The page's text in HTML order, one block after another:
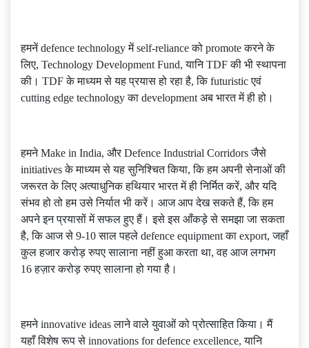
हमनें defence technology में self-reliance को promote करने के
लिए, Technology Development Fund, यानि TDF की भी स्थापना
की। TDF के माध्यम से यह प्रयास हो रहा है, कि futuristic एवं
cutting edge technology का development अब भारत में ही हो।
हमने Make in India, और Defence Industrial Corridors जैसे
initiatives के माध्यम से यह सुनिश्चित किया, कि हम अपनी सेनाओं की
जरूरत के लिए अत्याधुनिक हथियार भारत में ही निर्मित करें, और यदि
संभव हो तो हम उसे निर्यात भी करें। आज आप देख सकते हैं, कि हम
अपने इन प्रयासों में सफल हुए हैं। इसे इस आँकड़े से समझा जा सकता
है, कि आज से 9-10 साल पहले defence equipment का export, जहाँ
कुल हजार करोड़ रुपए सालाना नहीं हुआ करता था, वह आज लगभग
16 हज़ार करोड़ रुपए सालाना हो गया है।
हमने innovative ideas लाने वाले युवाओं को प्रोत्साहित किया। मैं
यहाँ विशेष रूप से innovations for defence excellence, यानि